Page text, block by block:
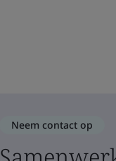
Neem contact op